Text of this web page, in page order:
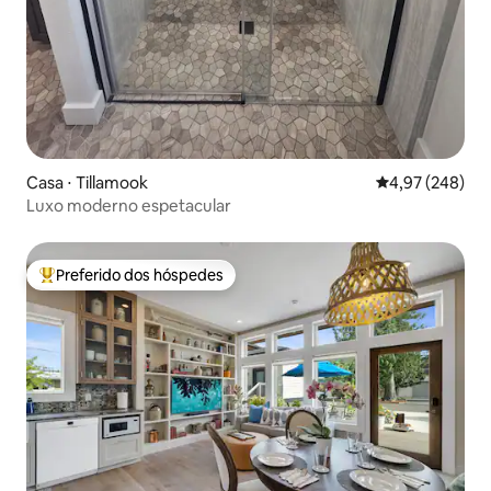
Casa ⋅ Tillamook 4,97 de uma
4,97 (248)
Luxo moderno espetacular
Entre os melhores preferidos dos hóspedes
Preferido dos hóspedes